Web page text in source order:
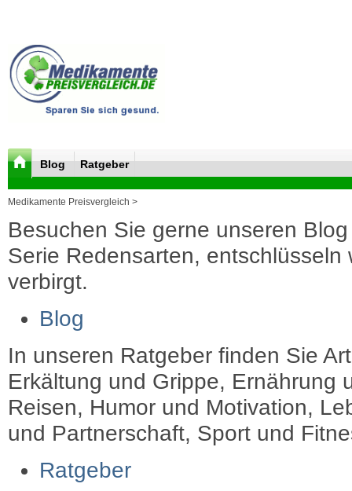
Blog Ratgeber
Medikamente Preisvergleich >
Besuchen Sie gerne unseren
Serie Redensarten, entschlüsseln
verbirgt.
Blog
In unseren Ratgeber finden Sie
Erkältung und Grippe, Ernährung
Reisen, Humor und Motivation,
und Partnerschaft, Sport und
Ratgeber